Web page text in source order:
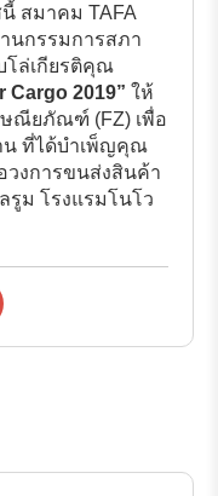
สมาคม TAFA
นกรรมการสภา
โล่เกียรติคุณ
Cargo 2019” ให้
ณียภัณฑ์ (FZ) เพื่อ
น ที่ได้บำเพ็ญคุณ
วงการขนส่งสินค้า
ม โรงแรมโนโว